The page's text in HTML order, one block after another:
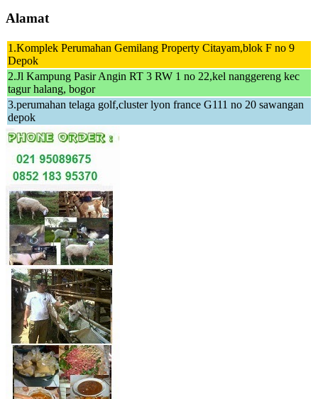
Alamat
1.Komplek Perumahan Gemilang Property Citayam,blok F no 9
Depok
2.Jl Kampung Pasir Angin RT 3 RW 1 no 22,kel nanggereng kec
tagur halang, bogor
3.perumahan telaga golf,cluster lyon france G111 no 20 sawangan
depok